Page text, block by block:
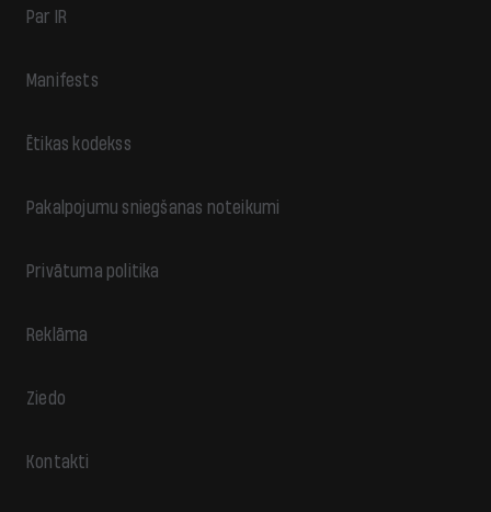
Par IR
Manifests
Ētikas kodekss
Pakalpojumu sniegšanas noteikumi
Privātuma politika
Reklāma
Ziedo
Kontakti